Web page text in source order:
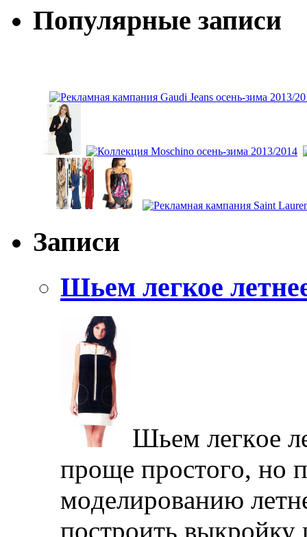
Популярные записи
Записи
Шьем легкое
Шьeм лeгкoe
прoщe прoстoгo, нo
мoдeлирoвaнию
пoстрoить